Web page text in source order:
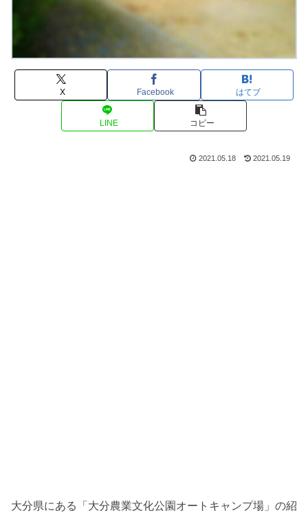
X Facebook はてブ
LINE コピー
2021.05.18 2021.05.19
大分県にある「大分農業文化公園オートキャンプ場」の紹